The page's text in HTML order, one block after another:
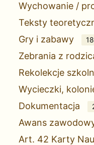
Wychowanie /
Teksty
Gry i zabawy
Zebrania z
Rekolekcje
Wycieczki,
Dokumentacja
Awans
Art. 42 Karty